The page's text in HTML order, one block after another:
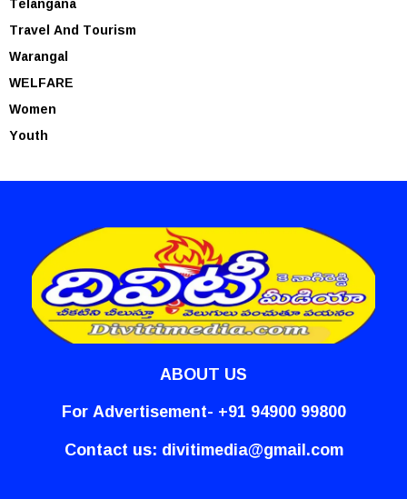
Travel And Tourism
Warangal
WELFARE
Women
Youth
ABOUT US
For Advertisement- +91 94900 99800
Contact us: divitimedia@gmail.com